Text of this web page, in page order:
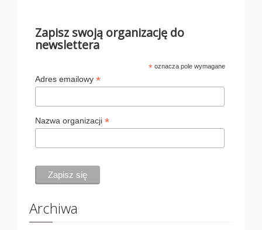
Zapisz swoją organizację do
newslettera
*oznacza pole wymagane
Adres emailowy*
Nazwa organizacji*
Archiwa